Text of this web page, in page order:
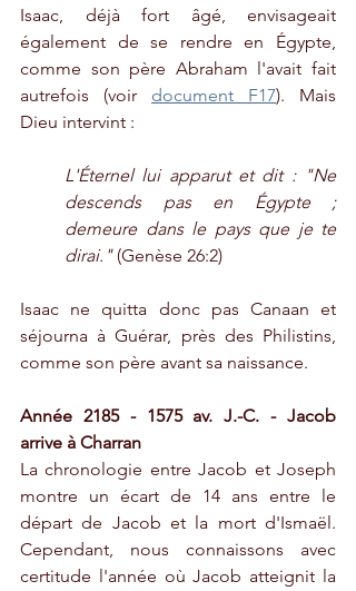
Isaac, déjà fort âgé, envisageait
également de se rendre en Égypte,
comme son père Abraham l'avait fait
autrefois (voir document F17). Mais
Dieu intervint :
L'Éternel lui apparut et dit : "Ne
descends pas en Égypte ;
demeure dans le pays que je te
dirai." (Genèse 26:2)
Isaac ne quitta donc pas Canaan et
séjourna à Guérar, près des Philistins,
comme son père avant sa naissance.
Année 2185 - 1575 av. J.-C. - Jacob
arrive à Charran
La chronologie entre Jacob et Joseph
montre un écart de 14 ans entre le
départ de Jacob et la mort d'Ismaël.
Cependant, nous connaissons avec
certitude l'année où Jacob atteignit la